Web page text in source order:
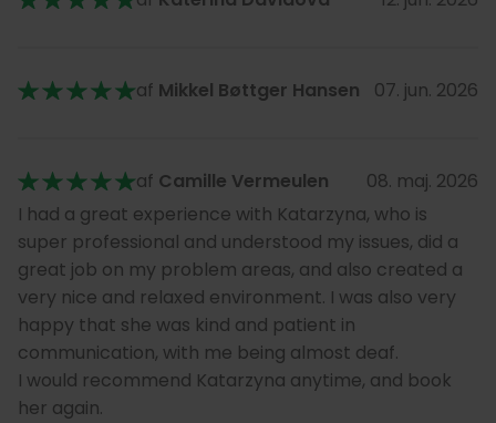
af Mikkel Bøttger Hansen 07. jun. 2026
af Camille Vermeulen
08. maj. 2026
I had a great experience with Katarzyna, who is
super professional and understood my issues, did a
great job on my problem areas, and also created a
very nice and relaxed environment. I was also very
happy that she was kind and patient in
communication, with me being almost deaf.
I would recommend Katarzyna anytime, and book
her again.